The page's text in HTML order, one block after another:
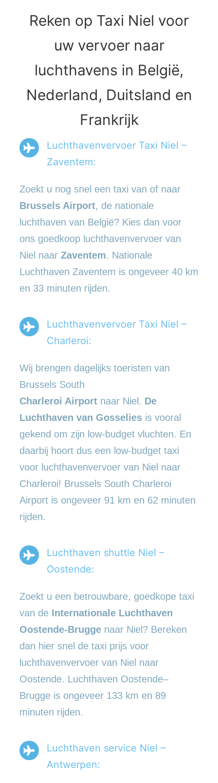
Reken op Taxi Niel voor
uw vervoer naar
luchthavens in België,
Nederland, Duitsland en
Frankrijk
Luchthavenvervoer Taxi Niel –
Zaventem:
Zoekt u nog snel een taxi van of naar
Brussels Airport, de nationale
luchthaven van België? Kies dan voor
ons goedkoop luchthavenvervoer van
Niel naar Zaventem. Nationale
Luchthaven Zaventem is ongeveer 40 km
en 33 minuten rijden.
Luchthavenvervoer Taxi Niel –
Charleroi:
Wij brengen dagelijks toeristen van
Brussels South
Charleroi Airport naar Niel. De
Luchthaven van Gosselies is vooral
gekend om zijn low-budget vluchten. En
daarbij hoort dus een low-budget taxi
voor luchthavenvervoer van Niel naar
Charleroi! Brussels South Charleroi
Airport is ongeveer 91 km en 62 minuten
rijden.
Luchthaven shuttle Niel –
Oostende:
Zoekt u een betrouwbare, goedkope taxi
van de Internationale Luchthaven
Oostende-Brugge naar Niel? Bereken
dan hier snel de taxi prijs voor
luchthavenvervoer van Niel naar
Oostende. Luchthaven Oostende–
Brugge is ongeveer 133 km en 89
minuten rijden.
Luchthaven service Niel –
Antwerpen: